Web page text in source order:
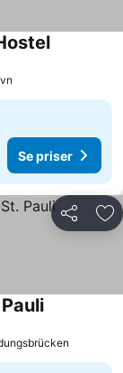
Se priser
Del